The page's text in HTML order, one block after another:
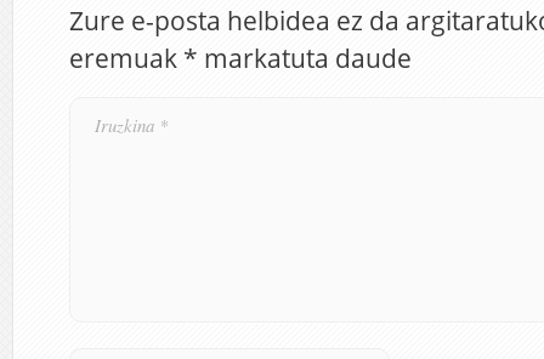
Zure e-posta helbidea ez da
eremuak * markatuta daude